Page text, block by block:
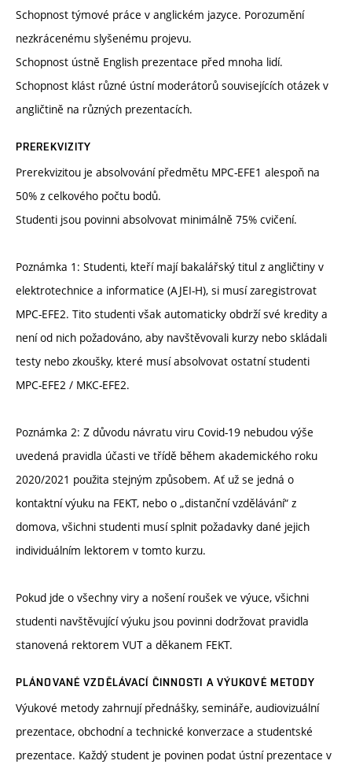
Schopnost týmové práce v anglickém jazyce. Porozumění
nezkrácenému slyšenému projevu.
Schopnost ústně English prezentace před mnoha lidí.
Schopnost klást různé ústní moderátorů souvisejících otázek v
angličtině na různých prezentacích.
PREREKVIZITY
Prerekvizitou je absolvování předmětu MPC-EFE1 alespoň na
50% z celkového počtu bodů.
Studenti jsou povinni absolvovat minimálně 75% cvičení.
Poznámka 1: Studenti, kteří mají bakalářský titul z angličtiny v
elektrotechnice a informatice (AJEI-H), si musí zaregistrovat
MPC-EFE2. Tito studenti však automaticky obdrží své kredity a
není od nich požadováno, aby navštěvovali kurzy nebo skládali
testy nebo zkoušky, které musí absolvovat ostatní studenti
MPC-EFE2 / MKC-EFE2.
Poznámka 2: Z důvodu návratu viru Covid-19 nebudou výše
uvedená pravidla účasti ve třídě během akademického roku
2020/2021 použita stejným způsobem. Ať už se jedná o
kontaktní výuku na FEKT, nebo o „distanční vzdělávání“ z
domova, všichni studenti musí splnit požadavky dané jejich
individuálním lektorem v tomto kurzu.
Pokud jde o všechny viry a nošení roušek ve výuce, všichni
studenti navštěvující výuku jsou povinni dodržovat pravidla
stanovená rektorem VUT a děkanem FEKT.
PLÁNOVANÉ VZDĚLÁVACÍ ČINNOSTI A VÝUKOVÉ METODY
Výukové metody zahrnují přednášky, semináře, audiovizuální
prezentace, obchodní a technické konverzace a studentské
prezentace. Každý student je povinen podat ústní prezentace v